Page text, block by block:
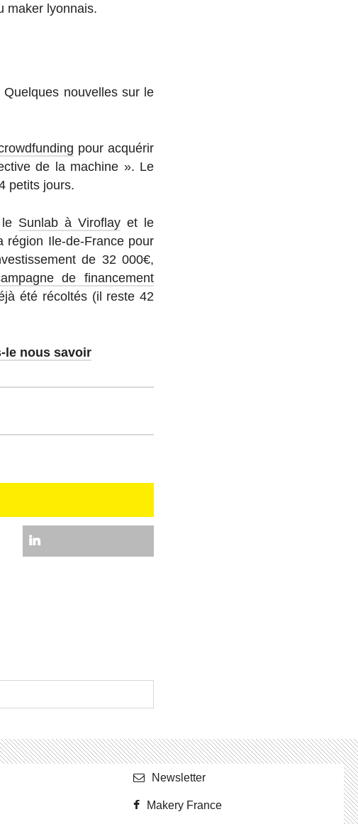
maker lyonnais.
nou­velles sur le
pour ac­qué­rir
de la machine ». Le
petits jours.
Sunlab à Viroflay et le
région Ile-de-France pour
de 32 000€,
de fi­nan­ce­ment
été ré­col­tés (il reste 42
le nous savoir
News­let­ter
Makery France